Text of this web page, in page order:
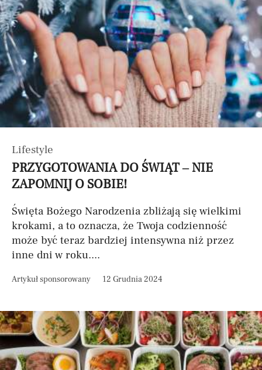
Lifestyle
PRZYGOTOWANIA DO ŚWIĄT – NIE
ZAPOMNIJ O SOBIE!
Święta Bożego Narodzenia zbliżają się wielkimi
krokami, a to oznacza, że Twoja codzienność
może być teraz bardziej intensywna niż przez
inne dni w roku....
Artykuł sponsorowany 12 Grudnia 2024